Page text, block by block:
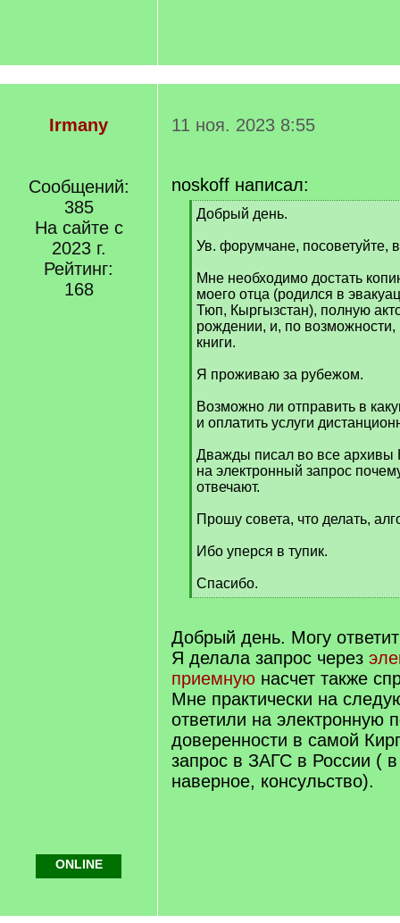
Irmany
Сообщений:
385
На сайте с
2023 г.
Рейтинг:
168
11 ноя. 2023 8:55
noskoff написал:
[
]
Добрый день.
Ув. форумчане, посоветуйте,
Мне необходимо достать
моего отца (родился в
Тюп, Кыргызстан), полную
рождении, и, по
книги.
Я проживаю за рубежом.
Возможно ли отправить в
и оплатить услуги
Дважды писал во все архивы
на электронный запрос
отвечают.
Прошу совета, что делать,
Ибо уперся в тупик.
Спасибо.
[
q
]
Добрый день. Могу
Я делала запрос через
приемную насчет также
Мне практически на
ответили на электронную
доверенности в самой
запрос в ЗАГС в России (
наверное, консульство).
ONLINE